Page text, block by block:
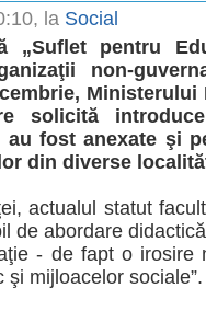
, la Social
„Suflet pentru
non-
Ministerului
solicită
fost anexate şi
din diverse
actualul statut
de abordare
- de fapt o irosire
mijloacelor sociale”.